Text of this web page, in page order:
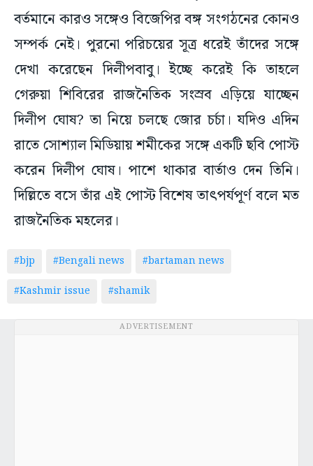
বর্তমানে কারও সঙ্গেও বিজেপির বঙ্গ সংগঠনের কোনও
সম্পর্ক নেই। পুরনো পরিচয়ের সূত্র ধরেই তাঁদের সঙ্গে
দেখা করেছেন দিলীপবাবু। ইচ্ছে করেই কি তাহলে
গেরুয়া শিবিরের রাজনৈতিক সংস্রব এড়িয়ে যাচ্ছেন
দিলীপ ঘোষ? তা নিয়ে চলছে জোর চর্চা। যদিও এদিন
রাতে সোশ্যাল মিডিয়ায় শমীকের সঙ্গে একটি ছবি পোস্ট
করেন দিলীপ ঘোষ। পাশে থাকার বার্তাও দেন তিনি।
দিল্লিতে বসে তাঁর এই পোস্ট বিশেষ তাৎপর্যপূর্ণ বলে মত
রাজনৈতিক মহলের।
#bjp #Bengali news
#bartaman news
#Kashmir issue
#shamik
ADVERTISEMENT